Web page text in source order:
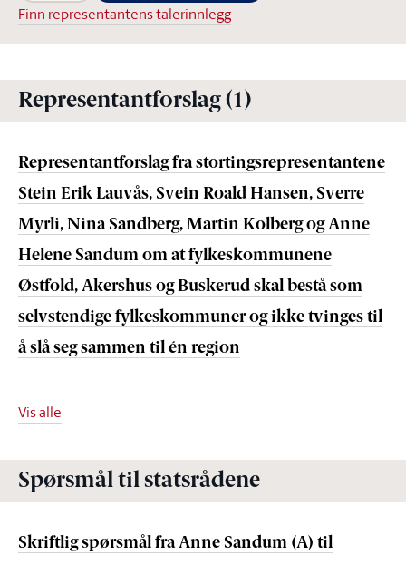
Finn representantens talerinnlegg
Representantforslag (1)
Representantforslag fra stortingsrepresentantene
Stein Erik Lauvås, Svein Roald Hansen, Sverre
Myrli, Nina Sandberg, Martin Kolberg og Anne
Helene Sandum om at fylkeskommunene
Østfold, Akershus og Buskerud skal bestå som
selvstendige fylkeskommuner og ikke tvinges til
å slå seg sammen til én region
Vis alle
Spørsmål til statsrådene
Skriftlig spørsmål fra Anne Sandum (A) til